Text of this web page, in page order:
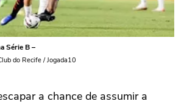
Série B –
do Recife / Jogada10
a chance de assumir a